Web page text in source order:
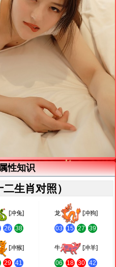
性知识
生肖对照）
[冲兔]
26 38
龙 [冲狗]
03 15 27 39
[冲猴]
29 41
牛 [冲羊]
06 18 30 42